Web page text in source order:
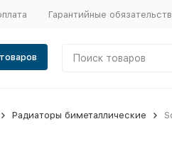
Гарантийные
Радиаторы биметаллические